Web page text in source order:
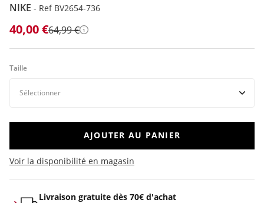
NIKE - Ref BV2654-736
40,00 €64,99 € Détails
Taille
AJOUTER AU PANIER
Voir la disponibilité en magasin
Livraison gratuite dès 70€ d'achat